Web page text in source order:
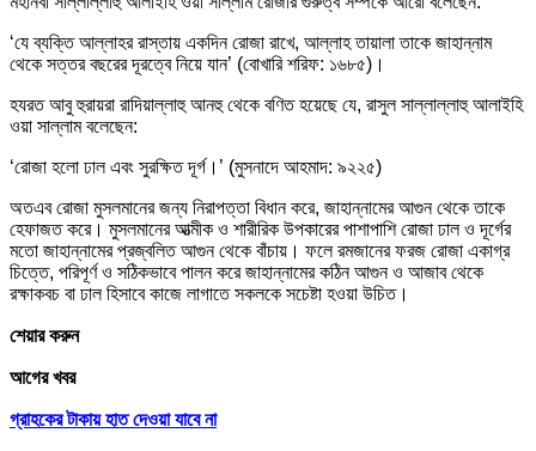
‘যে ব্যক্তি আল্লাহর রাস্তায় একদিন রোজা রাখে, আল্লাহ তায়ালা তাকে জাহান্নাম
থেকে সত্তর বছরের দূরত্বে নিয়ে যান’ (বোখারি শরিফ: ১৬৮৫)।
হযরত আবু হুরায়রা রাদিয়াল্লাহু আনহু থেকে বণিত হয়েছে যে, রাসুল সাল্লাল্লাহু আলাইহি
ওয়া সাল্লাম বলেছেন:
‘রোজা হলো ঢাল এবং সুরক্ষিত দূর্গ।’ (মুসনাদে আহমাদ: ৯২২৫)
অতএব রোজা মুসলমানের জন্য নিরাপত্তা বিধান করে, জাহান্নামের আগুন থেকে তাকে
হেফাজত করে। মুসলমানের আত্মীক ও শারীরিক উপকারের পাশাপাশি রোজা ঢাল ও দূর্গের
মতো জাহান্নামের প্রজ্বলিত আগুন থেকে বাঁচায়। ফলে রমজানের ফরজ রোজা একাগ্র
চিত্তে, পরিপূর্ণ ও সঠিকভাবে পালন করে জাহান্নামের কঠিন আগুন ও আজাব থেকে
রক্ষাকবচ বা ঢাল হিসাবে কাজে লাগাতে সকলকে সচেষ্টা হওয়া উচিত।
শেয়ার করুন
আগের খবর
গ্রাহকের টাকায় হাত দেওয়া যাবে না